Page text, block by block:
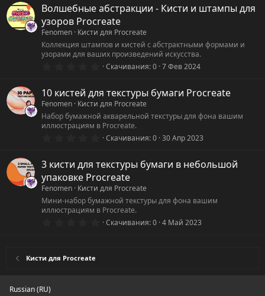
0
з
в
ё
з
д
Волшебные абстракции - Кисти и штампы для
узоров Procreate
Fenomen Кисти для Procreate
Коллекция штампов и кистей с абстрактными формами и
узорами для ваших произведений искусства.
0
0
з
в
ё
з
Скачивания 0 7 Фев 2024
10 кистей для текстуры бумаги Procreate
Fenomen Кисти для Procreate
Набор бумажной акварельной текстуры для фона вашим
иллюстрациям в Procreate.
0
0
з
в
ё
з
д
Скачивания 0 30 Апр 2023
3 кисти для текстуры бумаги в небольшой
упаковке Procreate
Fenomen Кисти для Procreate
Мини-набор бумажной текстуры для фона вашим
иллюстрациям в Procreate.
0Скачивания 0 4 Май 2023
Кисти для Procreate
Russian (RU)